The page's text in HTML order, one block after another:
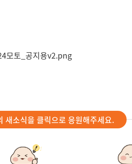
새소식을 클릭으로 응원해주세요.